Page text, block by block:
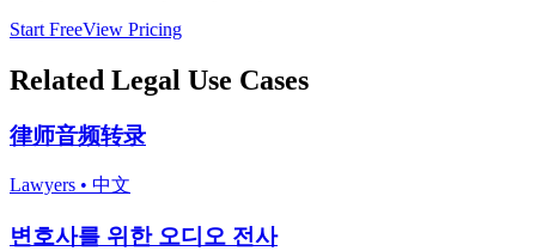
Start FreeView Pricing
Related Legal Use Cases
律师音频转录
Lawyers • 中文
변호사를 위한 오디오 전사